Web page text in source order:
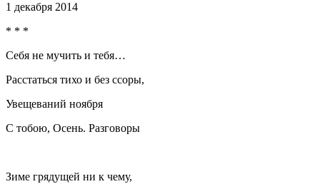
1 декабря 2014
* * *
Себя не мучить и тебя…
Расстаться тихо и без ссоры,
Увещеваний ноября
С тобою, Осень. Разговоры
Зиме грядущей ни к чему,